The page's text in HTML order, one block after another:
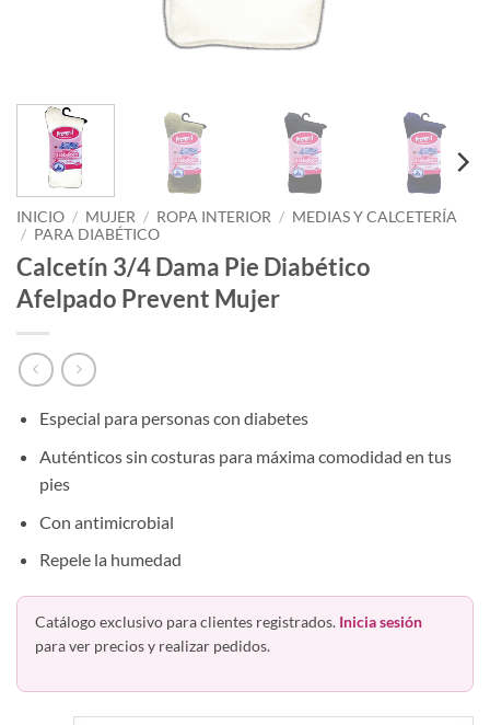
INICIO / MUJER / ROPA INTERIOR / MEDIAS Y CALCETERÍA
/ PARA DIABÉTICO
Calcetín 3/4 Dama Pie Diabético
Afelpado Prevent Mujer
Especial para personas con diabetes
Auténticos sin costuras para máxima comodidad en tus
pies
Con antimicrobial
Repele la humedad
Catálogo exclusivo para clientes registrados. Inicia sesión
para ver precios y realizar pedidos.